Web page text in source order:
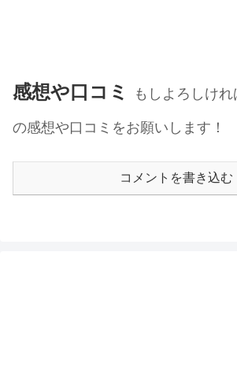
感想や口コミ
もしよろしけ
の感想や口コミをお願いします！
コメントを書き込む